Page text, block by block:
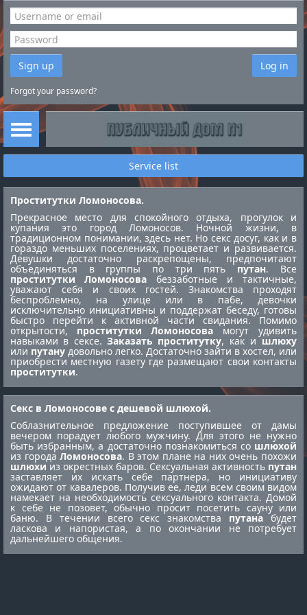
Sign up Log in
Forgot your password?
Service list
Проститутки Ломоносова.
Прекрасное место для спокойного отдыха, прогулок и
купания это город Ломоносов. Ночной жизни, в
традиционном понимании, здесь нет. Но секс досуг, как и в
гораздо меньших поселениях, процветает и развивается.
Девушки достаточно раскрепощены, предпочитают
объединяться в группы по три пять путан. Все
проститутки Ломоносова беззаботные и тактичные,
уважают себя и своих гостей. Знакомства проходят
беспроблемно, на улице или в пабе, девочки
исключительно инициативны и поддержат беседу, готовы
быстро перейти к активной части свидания. Помимо
открытости, проститутки Ломоносова могут удивить
навыками в сексе. Заказать проститутку, как ишлюху
или путану довольно легко. Достаточно зайти в хостел, или
приобрести местную газету где размещают свои контакты
проститутки.
Секс в Ломоносове с дешевой шлюхой.
Соблазнительное предложение поступившее от дамы
вечером порадует любого мужчину. Для этого не нужно
быть избранным, а достаточно познакомиться со шлюхой
из городаЛомоносова. В этом плане на них очень похожи
шлюхииз окрестных баров. Сексуальная активность путан
заставляет их искать себе партнера, но инициативу
ожидают от кавалеров. Получив ее, леди всем своим видом
намекает на необходимость сексуального контакта. Домой
к себе не позовет, обычно просит посетить сауну или
баню. В течении всего секс знакомства путана будет
ласкова и напористая, а по окончании не потребует
дальнейшего общения.